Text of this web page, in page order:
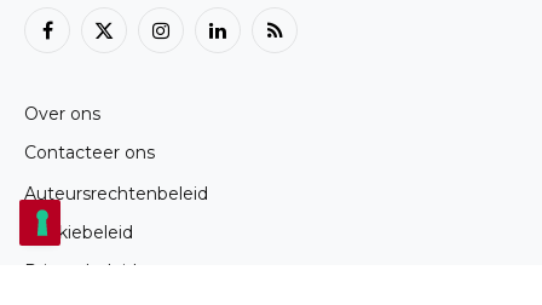
Facebook
X
InstagramLinkedInRSS
Over ons
Contacteer ons
Auteursrechtenbeleid
Cookiebeleid
Privacybeleid